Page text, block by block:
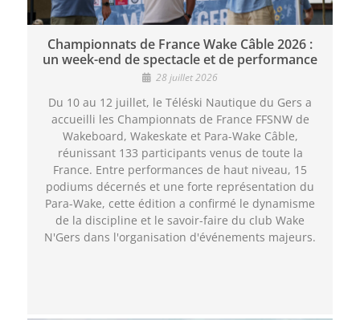
Championnats de France Wake Câble 2026 :
un week-end de spectacle et de performance
28 juillet 2026
Du 10 au 12 juillet, le Téléski Nautique du Gers a
accueilli les Championnats de France FFSNW de
Wakeboard, Wakeskate et Para-Wake Câble,
réunissant 133 participants venus de toute la
France. Entre performances de haut niveau, 15
podiums décernés et une forte représentation du
Para-Wake, cette édition a confirmé le dynamisme
de la discipline et le savoir-faire du club Wake
N'Gers dans l'organisation d'événements majeurs.